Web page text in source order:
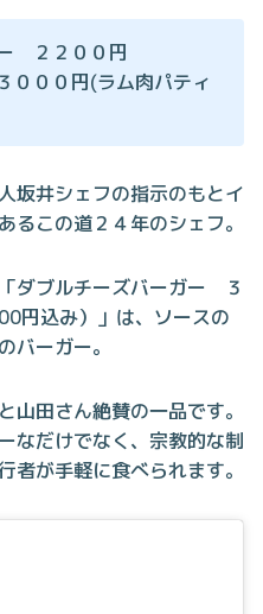
２２００円
００円(ラム肉パティ
坂井シェフの指示のもとイ
るこの道２４年のシェフ。
ダブルチーズバーガー ３
円込み）」は、ソースの
バーガー。
山田さん絶賛の一品です。
なだけでなく、宗教的な制
者が手軽に食べられます。